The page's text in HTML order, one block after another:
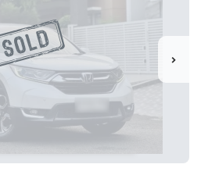
chevron_right